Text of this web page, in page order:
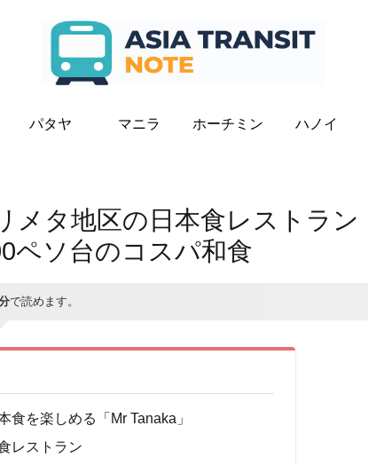
パタヤ マニラ ホーチミン ハノイ
メタ地区の日本食レストラン
ペソ台のコスパ和食
で読めます。
を楽しめる「Mr Tanaka」
レストラン